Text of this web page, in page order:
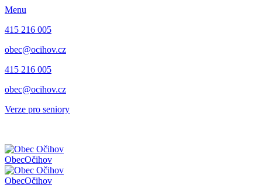
Menu
415 216 005
obec@ocihov.cz
415 216 005
obec@ocihov.cz
Verze pro seniory
ObecOčihov
ObecOčihov